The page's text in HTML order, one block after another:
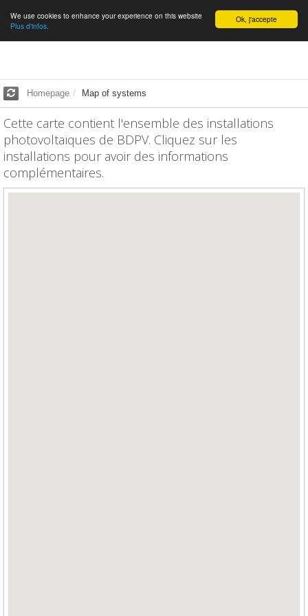
English Ok, j'accepte
We use cookies to enhance your experience on this website
Plus d'infos.
Homepage Map of systems
Cette carte contient l'ensemble des installations
photovoltaïques de BDPV. Cliquez sur les
installations pour avoir des informations
complémentaires.